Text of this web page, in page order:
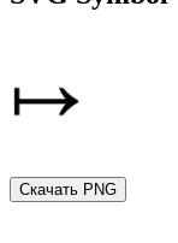
Скачать PNG